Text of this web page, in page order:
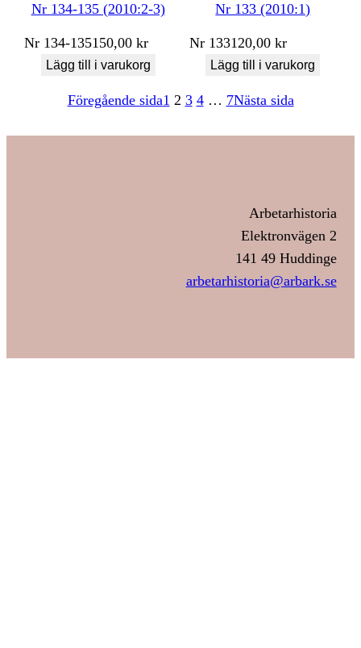
Nr 134-135 (2010:2-3)
Nr 134-135150,00kr
Lägg till i varukorg
Nr 133 (2010:1)
Nr 133120,00kr
Lägg till i varukorg
Föregående sida1 2 3 4 … 7Nästa sida
Arbetarhistoria
Elektronvägen 2
141 49 Huddinge
arbetarhistoria@arbark.se